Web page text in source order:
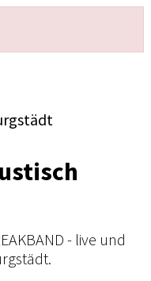
- live und